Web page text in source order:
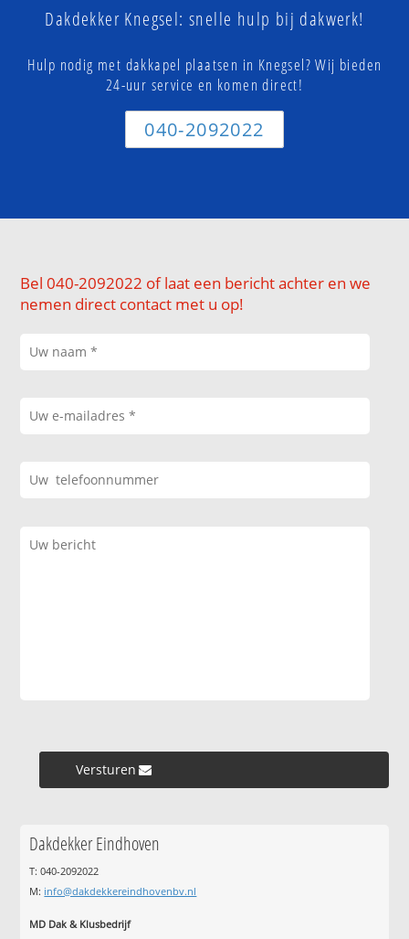
Dakdekker Knegsel: snelle hulp bij dakwerk!
Hulp nodig met dakkapel plaatsen in Knegsel? Wij bieden
24-uur service en komen direct!
040-2092022
Bel 040-2092022 of laat een bericht achter en we
nemen direct contact met u op!
Versturen »
Dakdekker Eindhoven
T: 040-2092022
M: info@dakdekkereindhovenbv.nl
MD Dak & Klusbedrijf